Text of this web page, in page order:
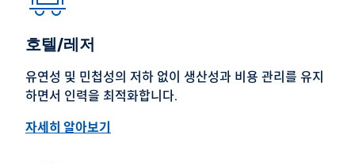
호텔/레저
유연성 및 민첩성의 저하 없이 생산성과 비용 관리를 유지
하면서 인력을 최적화합니다.
자세히 알아보기